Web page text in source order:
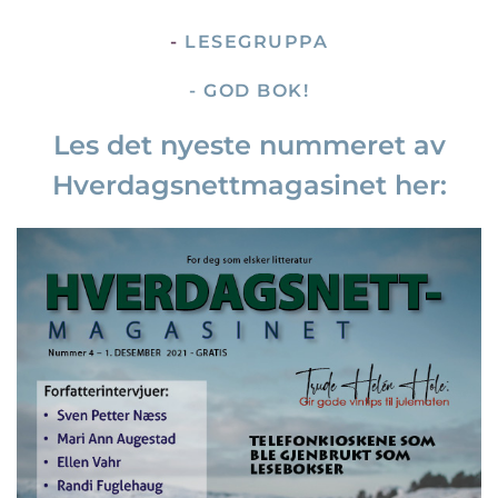
- LESEGRUPPA
- GOD BOK!
Les det nyeste nummeret av
Hverdagsnettmagasinet her: